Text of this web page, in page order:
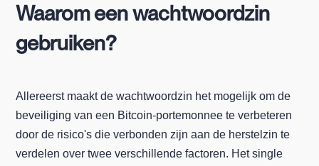
Waarom een wachtwoordzin
gebruiken?
Allereerst maakt de wachtwoordzin het mogelijk om de
beveiliging van een Bitcoin-portemonnee te verbeteren
door de risico's die verbonden zijn aan de herstelzin te
verdelen over twee verschillende factoren. Het single